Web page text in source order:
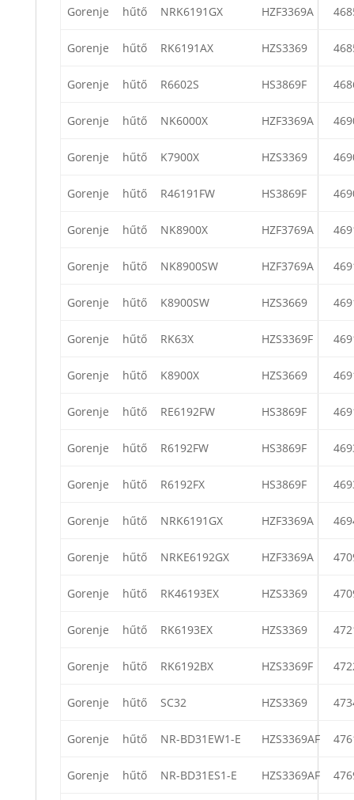
Gorenje hűtő NRK6191GX HZF3369A
Gorenje hűtő RK6191AX HZS3369
Gorenje hűtő R6602S HS3869F
Gorenje hűtő NK6000X HZF3369A
Gorenje hűtő K7900X HZS3369
Gorenje hűtő R46191FW HS3869F
Gorenje hűtő NK8900X HZF3769A
Gorenje hűtő NK8900SW HZF3769A
Gorenje hűtő K8900SW HZS3669
Gorenje hűtő RK63X HZS3369F
Gorenje hűtő K8900X HZS3669
Gorenje hűtő RE6192FW HS3869F
Gorenje hűtő R6192FW HS3869F
Gorenje hűtő R6192FX HS3869F
Gorenje hűtő NRK6191GX HZF3369A
Gorenje hűtő NRKE6192GX HZF3369A
Gorenje hűtő RK46193EX HZS3369
Gorenje hűtő RK6193EX HZS3369
Gorenje hűtő RK6192BX HZS3369F
Gorenje hűtő SC32 HZS3369
Gorenje hűtő NR-BD31EW1-E HZS3369AF
Gorenje hűtő NR-BD31ES1-E HZS3369AF